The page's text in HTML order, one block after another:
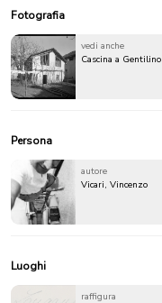
Fotografia
vedi anche
Cascina a Gentilino
Persona
autore
Vicari, Vincenzo
Luoghi
raffigura